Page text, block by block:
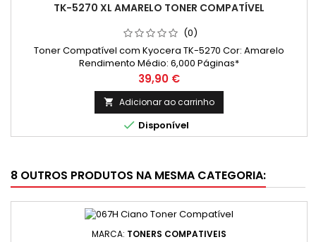
TK-5270 XL AMARELO TONER COMPATÍVEL
(0)
Toner Compatível com Kyocera TK-5270 Cor: Amarelo
Rendimento Médio: 6,000 Páginas*
Preço
39,90 €
 Adicionar ao carrinho
 Disponível
8 OUTROS PRODUTOS NA MESMA CATEGORIA:
MARCA: TONERS COMPATIVEIS